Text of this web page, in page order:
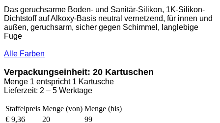
Das geruchsarme Boden- und Sanitär-Silikon, 1K-Silikon-
Dichtstoff auf Alkoxy-Basis neutral vernetzend, für innen und
außen, geruchsarm, sicher gegen Schimmel, l anglebige
Fuge
Alle Farben
Verpackungseinheit: 20 Kartuschen
Menge 1 entspricht 1 Kartusche
Lieferzeit: 2 – 5 Werktage
Staffelpreis Menge (von) Menge (bis)
€ 9,36 20
99